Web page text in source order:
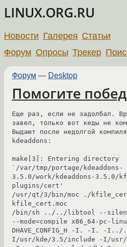
LINUX.ORG.RU
Новости Галерея Статьи
Форум Опросы Трекер
Форум — Desktop
Помогите
Еще раз, если не задолбал.
завел, только вот кеды не
Выдают после недолгой
kdeaddons:
make[3]: Entering directory
`/var/tmp/portage/kdeaddons-
3.5.0/work/kdeaddons-3.5.0/
plugins/cert'
/usr/qt/3/bin/moc ./
kfile_cert.moc
/bin/sh ../../libtool --silent
--mode=compile x86_64-pc-
DHAVE_CONFIG_H -I. -I. -
I/usr/kde/3.5/include -I/